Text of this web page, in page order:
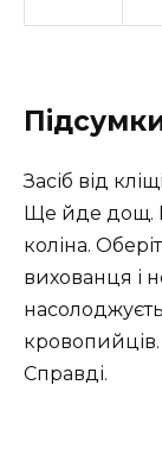
Засіб від
Ще йде дощ.
коліна.
вихованця і
Справді.